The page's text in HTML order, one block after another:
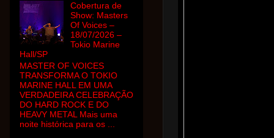
Cobertura de
Show: Masters
Of Voices –
18/07/2026 –
Tokio Marine
Hall/SP
MASTER OF VOICES
TRANSFORMA O TOKIO
MARINE HALL EM UMA
VERDADEIRA CELEBRAÇÃO
DO HARD ROCK E DO
HEAVY METAL Mais uma
noite histórica para os ...